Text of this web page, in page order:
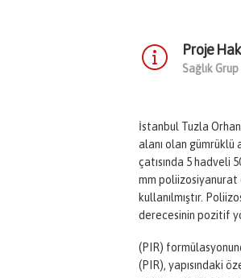
Proje
Sağlık
İstanbul Tuzla
alanı olan gümrüklü
çatısında 5 hadveli
mm poliizosiyanurat
kullanılmıştır.
derecesinin pozitif
(PIR)
(PIR), yapısındaki